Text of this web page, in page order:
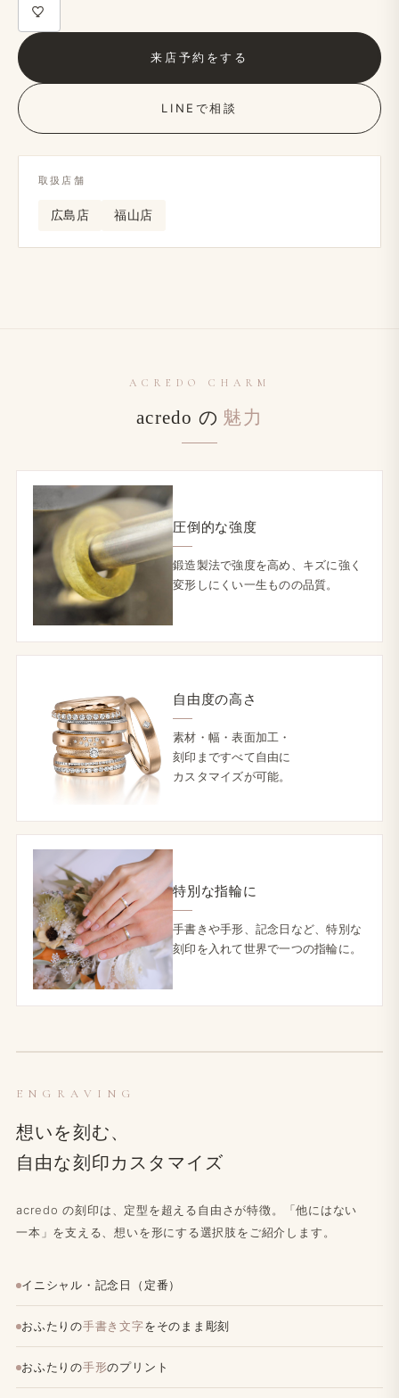
取扱店舗
広島店 福山店
来店予約を​する
LINEで​相談
ACREDO CHARM
acredo の ​魅力
圧倒的な​強度
鍛造製法で​強度を​高め、​キズに​強く​
変形しにくい一生ものの​品質。
自由度の​高さ
素材・幅・​表面加工・
刻印まですべて​自由に​
カスタマイズが​可能。
特別な​指輪に
手​書きや​手形、​記念日など、​特別な​
刻印を​入れて​世界で​一つの​指輪に。
ENGRAVING
想いを​刻む、
自由な​刻印カスタマイズ
acredo の​刻印は、​定型を​超える​自由さが​特徴。​「他には​ない​
一本」を​支える、​想いを​形に​する​選択肢を​ご紹介します。
イニシャル・記念日（定番）
おふたりの手書き文字をそのまま彫刻
おふたりの手形のプリント